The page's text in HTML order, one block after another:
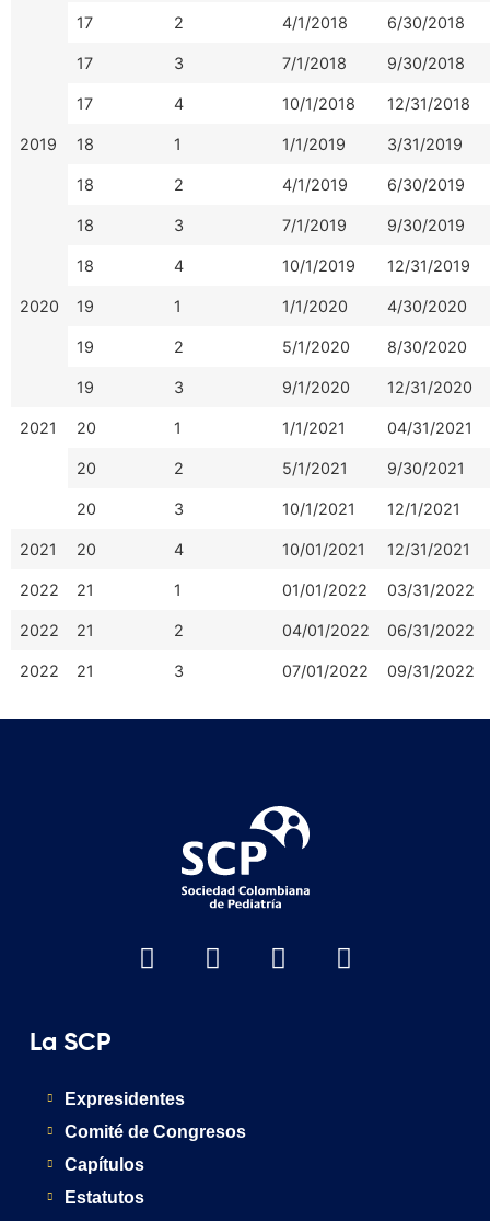
17 2 4/1/2018 6/30/2018
17 3 7/1/2018 9/30/2018
17 4 10/1/2018 12/31/2018
2019 18 1 1/1/2019 3/31/2019
18 2 4/1/2019 6/30/2019
18 3 7/1/2019 9/30/2019
18 4 10/1/2019 12/31/2019
2020 19 1 1/1/2020 4/30/2020
19 2 5/1/2020 8/30/2020
19 3 9/1/2020 12/31/2020
2021 20 1 1/1/2021 04/31/2021
20 2 5/1/2021 9/30/2021
20 3 10/1/2021 12/1/2021
2021 20 4 10/01/2021 12/31/2021
2022 21 1 01/01/2022 03/31/2022
2022 21 2 04/01/2022 06/31/2022
2022 21 3 07/01/2022 09/31/2022
La SCP
Expresidentes
Comité de Congresos
Capítulos
Estatutos